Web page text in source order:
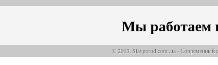
Мы работаем
© 2013, Slavgorod.com..ua - Современный